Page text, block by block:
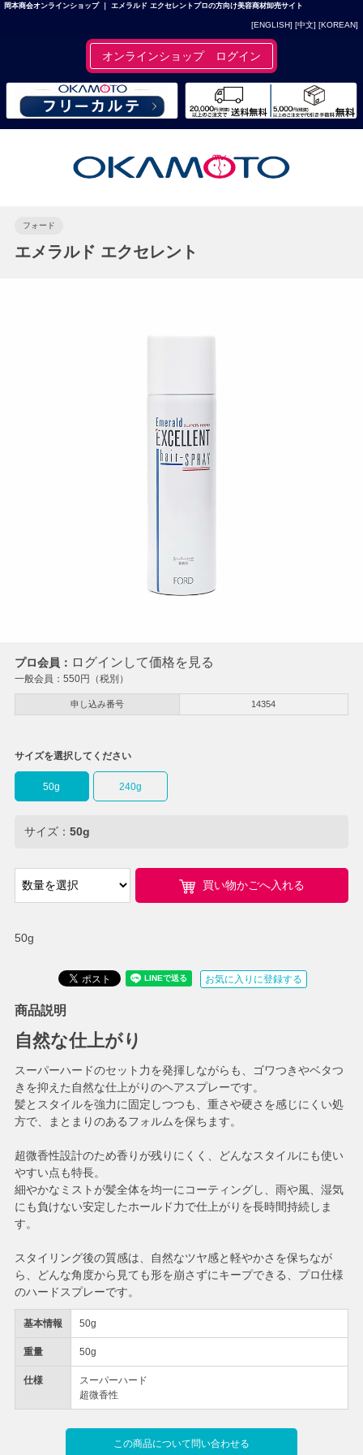
岡本商会オンラインショップ ｜ エメラルド エクセレントプロの方向け美容商材卸売サイト
[ENGLISH] [中文] [KOREAN]
オンラインショップ ログイン
フォード
エメラルド エクセレント
プロ会員： ログインして価格を見る
一般会員： 550円（税別）
申し込み番号 14354
50g
基本情報 50g
重量 50g
仕様
スーパーハード
超微香性
サイズを選択してください
50g 240g
サイズ： 50g
買い物かごへ入れる
お気に入りに登録する
この商品について問い合わせる
商品説明
自然な仕上がり
スーパーハードのセット力を発揮しながらも、ゴワつきやベタつ
きを抑えた自然な仕上がりのヘアスプレーです。
髪とスタイルを強力に固定しつつも、重さや硬さを感じにくい処
方で、まとまりのあるフォルムを保ちます。
超微香性設計のため香りが残りにくく、どんなスタイルにも使い
やすい点も特長。
細やかなミストが髪全体を均一にコーティングし、雨や風、湿気
にも負けない安定したホールド力で仕上がりを長時間持続しま
す。
スタイリング後の質感は、自然なツヤ感と軽やかさを保ちなが
ら、どんな角度から見ても形を崩さずにキープできる、プロ仕様
のハードスプレーです。